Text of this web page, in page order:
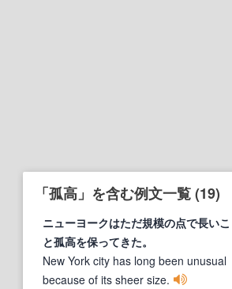
「孤高」を含む例文一覧 (19)
ニューヨークはただ規模の点で長いこ
と孤高を保ってきた。
New York city has long been unusual
because of its sheer size.